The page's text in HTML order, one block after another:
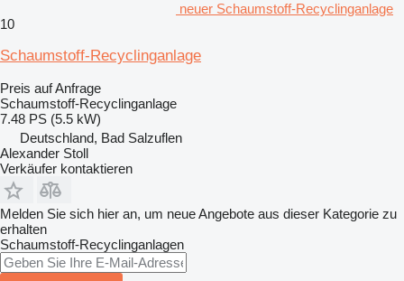
neuer Schaumstoff-Recyclinganlage
10
Schaumstoff-Recyclinganlage
Preis auf Anfrage
Schaumstoff-Recyclinganlage
7.48 PS (5.5 kW)
Deutschland, Bad Salzuflen
Alexander Stoll
Verkäufer kontaktieren
Melden Sie sich hier an, um neue Angebote aus dieser Kategorie zu
erhalten
Schaumstoff-Recyclinganlagen